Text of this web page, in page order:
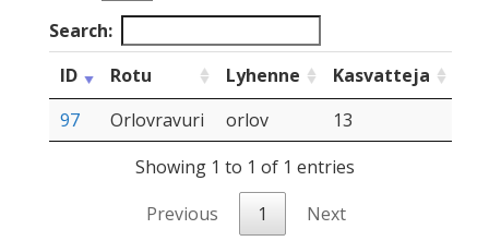
Search:
ID
Rotu Lyhenne
Kasvatteja
97
Orlovravuri orlov
13
Showing 1 to 1 of 1 entries
Previous
1 Next